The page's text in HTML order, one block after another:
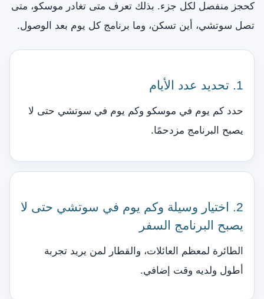
كحجز منفصل لكل جزء. بذلك تعرف متى تغادر موسكو، متى
تصل سوتشي، أين تسكن، وما برنامج كل يوم بعد الوصول.
1. تحديد عدد الأيام
حدد كم يوم في موسكو وكم يوم في سوتشي حتى لا
يصبح البرنامج مزدحمًا.
2. اختيار وسيلة وكم يوم في سوتشي حتى لا
يصبح البرنامج السفر
الطائرة لمعظم العائلات، والقطار لمن يريد تجربة
أطول ولديه وقت إضافي.